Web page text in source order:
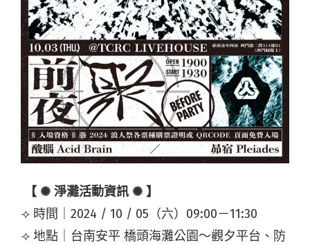
【 ✺ 淨灘活動資訊 ✺ 】
⟢ 時間｜ 2024 / 10 / 05（六）09:00－11:30
⟢ 地點｜台南安平 橋頭海灘公園～觀夕平台、防